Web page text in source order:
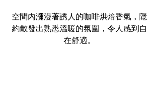
空間內瀰漫著誘人的咖啡烘焙香氣，隱
約散發出熟悉溫暖的氛圍，令人感到自
在舒適。